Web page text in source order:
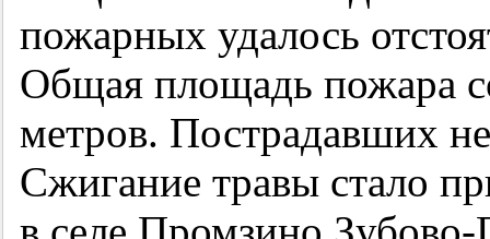
пожарных удалось
Общая площадь пожара
метров. Пострадавших
Сжигание травы стало